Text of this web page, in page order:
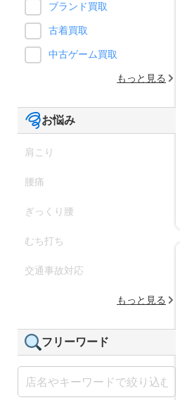
ブランド買取
古着買取
中古ゲーム買取
もっと見る
お悩み
肩こり
腰痛
ぎっくり腰
むち打ち
交通事故対応
もっと見る
フリーワード